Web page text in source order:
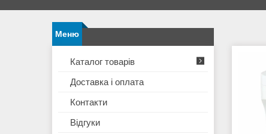
Каталог товарів
Доставка і оплата
Контакти
Відгуки